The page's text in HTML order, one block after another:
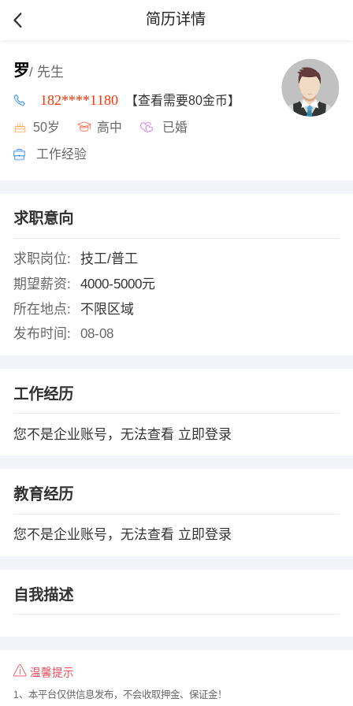
简历详情
罗/ 先生
182****1180 【查看需要80金币】
50岁 高中 已婚
工作经验
求职意向
求职岗位:
技工/普工
期望薪资:
4000-5000元
所在地点:
不限区域
发布时间:
08-08
工作经历
您不是企业账号，无法查看 立即登录
教育经历
您不是企业账号，无法查看 立即登录
自我描述
温馨提示
1、本平台仅供信息发布，不会收取押金、保证金！